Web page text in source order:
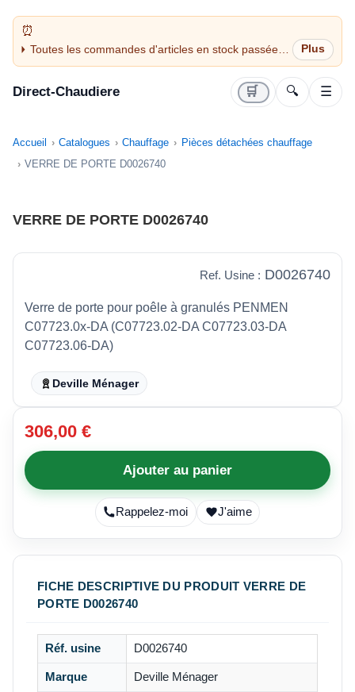
Toutes les commandes d'articles en stock passées
avant 14H sont expédiées le jour même (jours
Direct-Chaudiere 🛒 🔍 ☰
Accueil Catalogues Chauffage
Pièces détachées chauffage
VERRE DE PORTE D0026740
VERRE DE PORTE D0026740
Ref. Usine : D0026740
Verre de porte pour poêle à granulés PENMEN
C07723.0x-DA (C07723.02-DA C07723.03-DA
C07723.06-DA)
Deville Ménager
306,00 €
Ajouter au panier
Rappelez-moi J'aime
FICHE DESCRIPTIVE DU PRODUIT VERRE DE
PORTE D0026740
Réf. usine D0026740
Marque Deville Ménager